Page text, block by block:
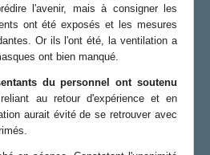
l'avenir, mais à consigner les
ont été exposés et les mesures
Or ils l'ont été, la ventilation a
ont bien manqué.
du personnel ont soutenu
au retour d'expérience et en
aurait évité de se retrouver avec